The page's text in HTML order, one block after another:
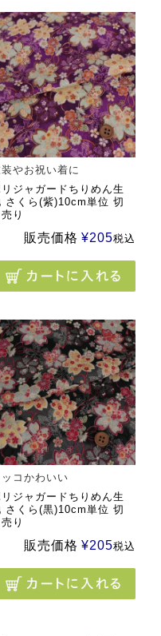
やお祝い着に
リジャガードちりめん生
さくら(紫)10cm単位 切
り
販売価格 ¥205税込
ッコかわいい
リジャガードちりめん生
さくら(黒)10cm単位 切
り
販売価格 ¥205税込